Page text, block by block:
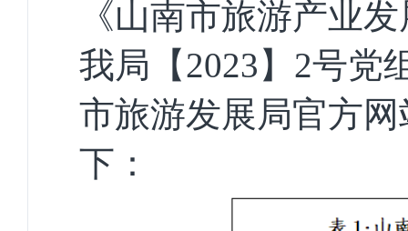
《山南市旅游产业
我局【2023 】 2号党
市旅游发展局官方
下：